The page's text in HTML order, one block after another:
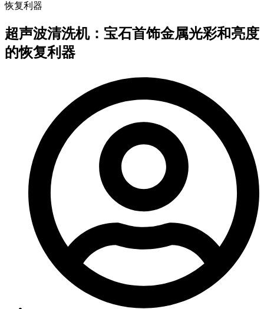
恢复利器
超声波清洗机：宝石首饰金属光彩和亮度
的恢复利器